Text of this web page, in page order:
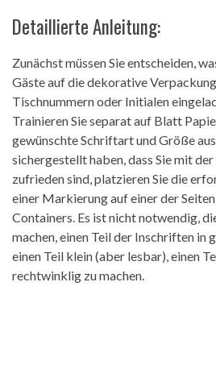
Detaillierte Anleitung:
Zunächst müssen Sie entscheiden,
Gäste auf die dekorative
Tischnummern oder Initialen
Trainieren Sie separat auf Blatt
gewünschte Schriftart und Größe
sichergestellt haben, dass Sie mit
zufrieden sind, platzieren Sie die
einer Markierung auf einer der
Containers. Es ist nicht notwendig,
machen, einen Teil der Inschriften in
einen Teil klein (aber lesbar), einen
rechtwinklig zu machen.